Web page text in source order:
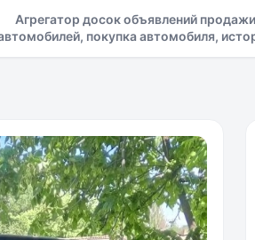
Агрегатор досок объявлений продажи
покупка автомобиля,
авто в ДНР и ЛНР